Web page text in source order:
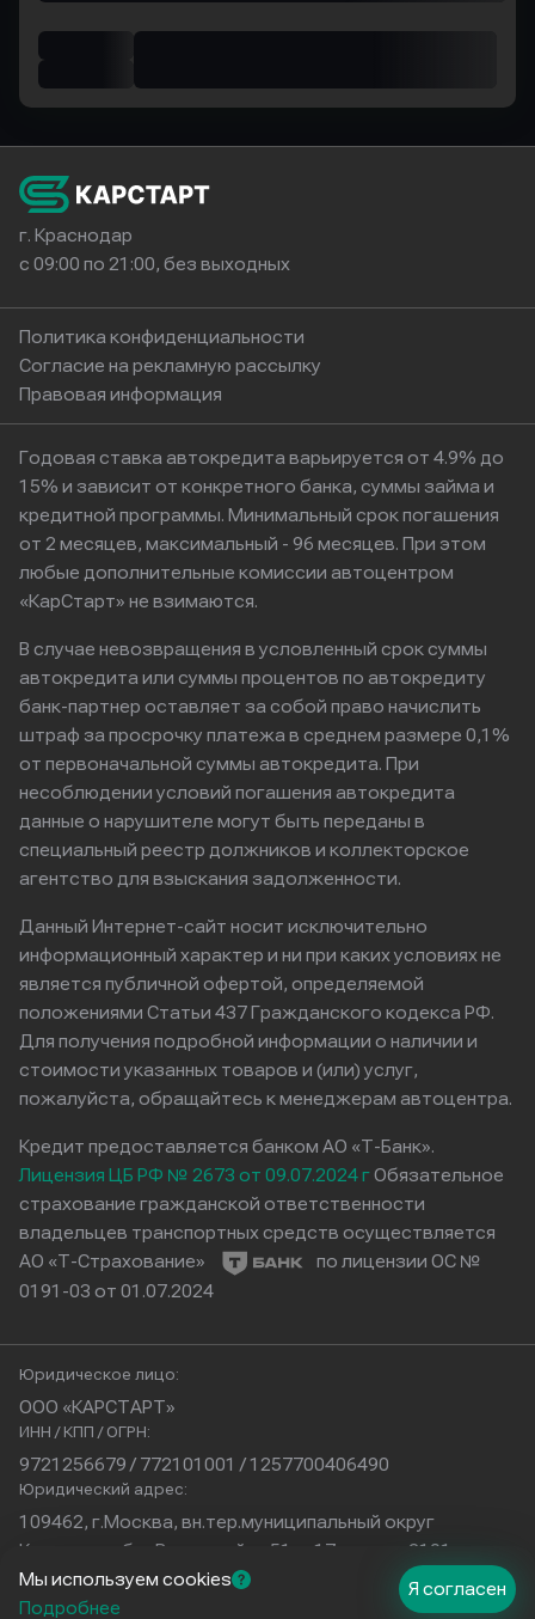
Мы используем cookies
Подробнее
Я согласен
г. Краснодар
с 09:00 по 21:00, без выходных
Политика конфиденциальности
Согласие на рекламную рассылку
Правовая информация
Годовая ставка автокредита варьируется от 4.9% до
15% и зависит от конкретного банка, суммы займа и
кредитной программы. Минимальный срок погашения
от 2 месяцев, максимальный - 96 месяцев. При этом
любые дополнительные комиссии автоцентром
«КарСтарт» не взимаются.
В случае невозвращения в условленный срок суммы
автокредита или суммы процентов по автокредиту
банк-партнер оставляет за собой право начислить
штраф за просрочку платежа в среднем размере 0,1%
от первоначальной суммы автокредита. При
несоблюдении условий погашения автокредита
данные о нарушителе могут быть переданы в
специальный реестр должников и коллекторское
агентство для взыскания задолженности.
Данный Интернет-сайт носит исключительно
информационный характер и ни при каких условиях не
является публичной офертой, определяемой
положениями Статьи 437 Гражданского кодекса РФ.
Для получения подробной информации о наличии и
стоимости указанных товаров и (или) услуг,
пожалуйста, обращайтесь к менеджерам автоцентра.
Кредит предоставляется банком АО «Т-Банк».
Лицензия ЦБ РФ № 2673 от 09.07.2024 гОбязательное
страхование гражданской ответственности
владельцев транспортных средств осуществляется
АО «Т-Страхование»
по лицензии ОС №
0191-03 от 01.07.2024
Юридическое лицо:
ООО «КАРСТАРТ»
ИНН / КПП / ОГРН:
9721256679 / 772101001 / 1257700406490
Юридический адрес:
109462, г.Москва, вн.тер.муниципальный округ
Кузьминки, б-р Волжский, д.51, с.17, помещ.2101
Физический адрес:
г. Краснодар